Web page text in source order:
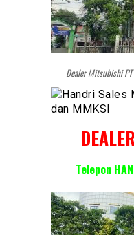
Dealer Mitsubishi
Telepon